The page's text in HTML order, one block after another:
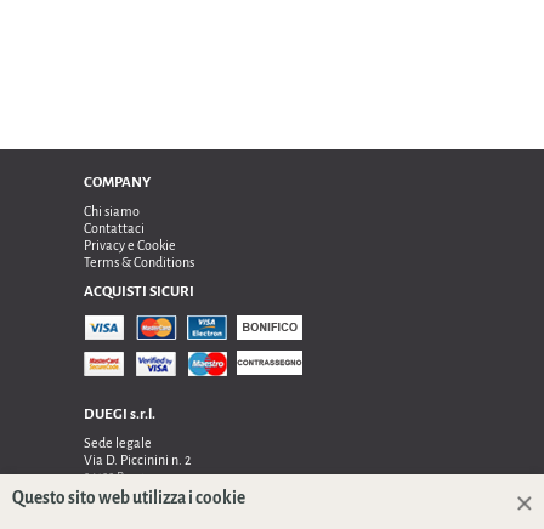
COMPANY
Chi siamo
Contattaci
Privacy e Cookie
Terms & Conditions
ACQUISTI SICURI
DUEGI s.r.l.
Sede legale
Via D. Piccinini n. 2
24122 Bergamo
Sede operativa e amministrativa:
Questo sito web utilizza i cookie